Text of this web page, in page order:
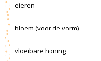
eieren
bloem (voor de vorm)
vloeibare honing